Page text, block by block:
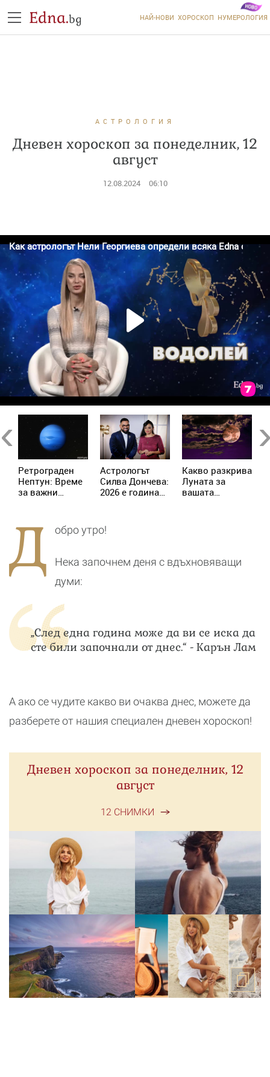
Edna.bg НАЙ-НОВИ ХОРОСКОП НУМЕРОЛОГИЯ
АСТРОЛОГИЯ
Дневен хороскоп за понеделник, 12
август
12.08.2024 06:10
Ретрограден
Нептун: Време
за важни
Астрологът
Силва Дончева:
2026 е година
отключват
новата
Kакво разкрива
Луната за
вашата
Д обро утро!
Нека започнем деня с вдъхновяващи
думи:
„След една година може да ви се иска да
сте били започнали от днес.“ - Карън Лам
А ако се чудите какво ви очаква днес, можете да
разберете от нашия специален дневен хороскоп!
Дневен хороскоп за понеделник, 12
август
12 СНИМКИ